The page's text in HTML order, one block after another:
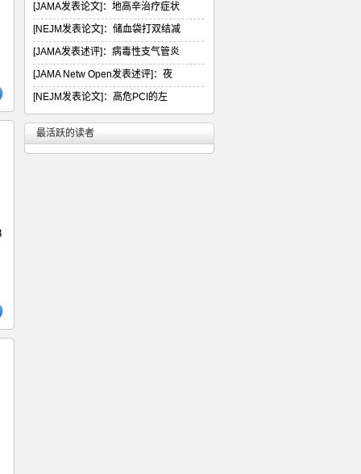
[JAMA发表论文]：地高辛治疗症状
[NEJM发表论文]：储血袋打双结减
[JAMA发表述评]：病毒性支气管炎
[JAMA Netw Open发表述评]：夜
[NEJM发表论文]：高危PCI的左
最活跃的读者